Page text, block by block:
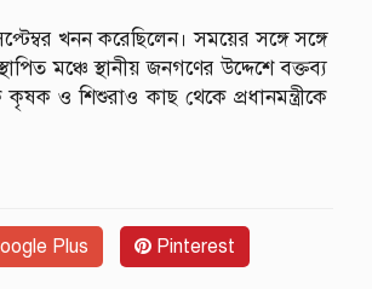
খনন করেছিলেন। সময়ের সঙ্গে সঙ্গে
মঞ্চে স্থানীয় জনগণের উদ্দেশে বক্তব্য
কৃষক ও শিশুরাও কাছ থেকে প্রধানমন্ত্রীকে
Plus Pinterest